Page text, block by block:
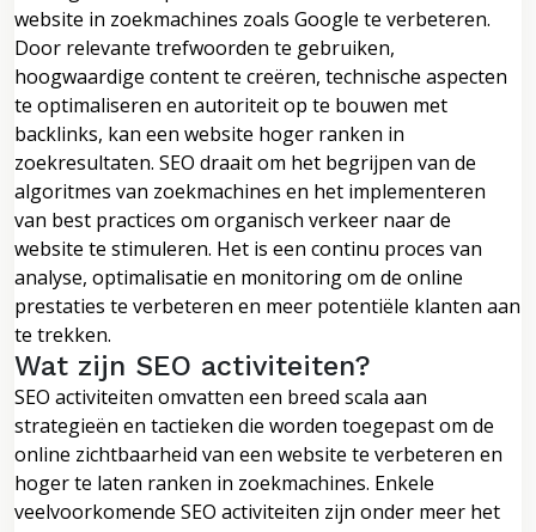
website in zoekmachines zoals Google te verbeteren.
Door relevante trefwoorden te gebruiken,
hoogwaardige content te creëren, technische aspecten
te optimaliseren en autoriteit op te bouwen met
backlinks, kan een website hoger ranken in
zoekresultaten. SEO draait om het begrijpen van de
algoritmes van zoekmachines en het implementeren
van best practices om organisch verkeer naar de
website te stimuleren. Het is een continu proces van
analyse, optimalisatie en monitoring om de online
prestaties te verbeteren en meer potentiële klanten aan
te trekken.
Wat zijn SEO activiteiten?
SEO activiteiten omvatten een breed scala aan
strategieën en tactieken die worden toegepast om de
online zichtbaarheid van een website te verbeteren en
hoger te laten ranken in zoekmachines. Enkele
veelvoorkomende SEO activiteiten zijn onder meer het